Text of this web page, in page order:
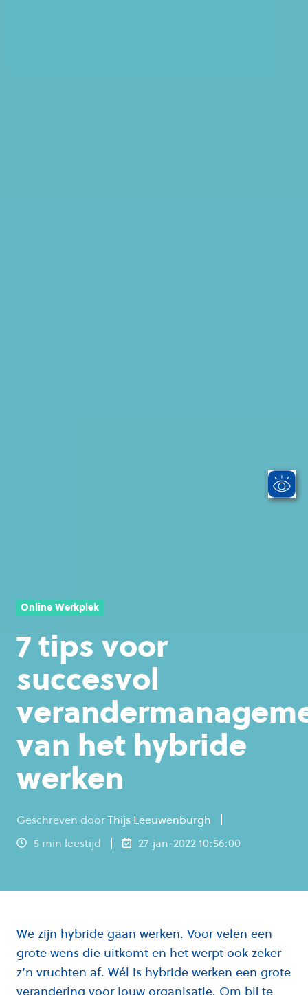
Online Werkplek
7 tips voor
succesvol
van het hybride
werken
Geschreven doorThijs Leeuwenburgh
5 min leestijd
27-jan-2022 10:56:00
We zijn hybride gaan werken. Voor velen een
grote wens die uitkomt en het werpt ook zeker
z’n vruchten af. Wél is hybride werken een grote
verandering voor jouw organisatie. Om bij te